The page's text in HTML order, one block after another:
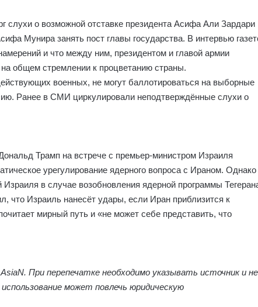
о возможной отставке президента Асифа Али Зардари
Мунира занять пост главы государства. В интервью
и что между ним, президентом и главой армии
общем стремлении к процветанию страны.
военных, не могут баллотироваться на выборные
Ранее в СМИ циркулировали неподтверждённые слухи о
Трамп на встрече с премьер-министром Израиля
урегулирование ядерного вопроса с Ираном. Однако
в случае возобновления ядерной программы
что Израиль нанесёт удары, если Иран приблизится к
мирный путь и «не может себе представить, что
При перепечатке необходимо указывать источник и не
может повлечь юридическую